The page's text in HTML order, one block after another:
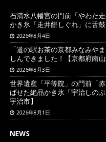
石清水八幡宮の門前「やわた
かき氷「走井餅しぐれ」に舌
2026年8月4日
「道の駅お茶の京都みなみや
しんできました！【京都府南山
2026年8月3日
世界遺産「平等院」の門前「
ばせた絶品かき氷「宇治しの
宇治市】
2026年8月1日
NEWS